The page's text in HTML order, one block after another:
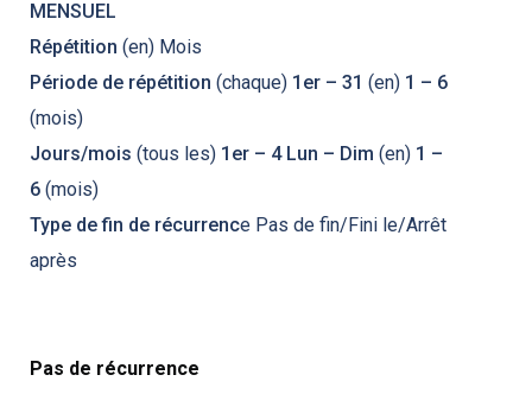
MENSUEL
Répétition (en) Mois
Période de répétition (chaque) 1er – 31 (en) 1 – 6
(mois)
Jours/mois (tous les) 1er – 4 Lun – Dim (en) 1 –
6 (mois)
Type de fin de récurrence Pas de fin/Fini le/Arrêt
après
Pas de récurrence